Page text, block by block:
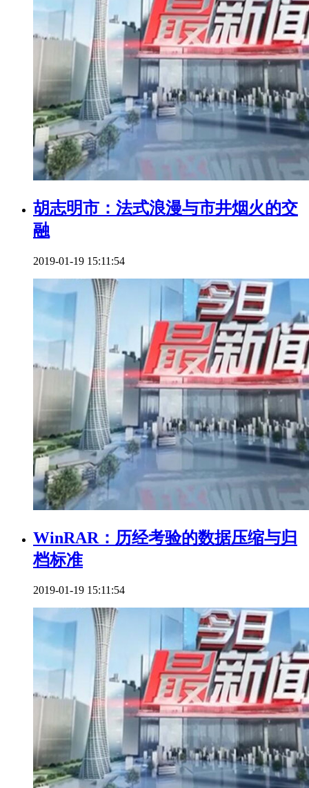
胡志明市：法式浪漫与市井烟火的交
融
2019-01-19 15:11:54
WinRAR：历经考验的数据压缩与归
档标准
2019-01-19 15:11:54